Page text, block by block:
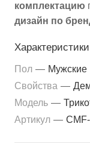
комплектацию
дизайн по
Характеристики
Пол — Мужские
Свойства —
Модель —
Артикул —